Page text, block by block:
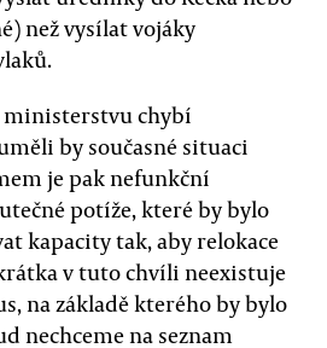
než vysílat vojáky
ministerstvu chybí
by současné situaci
je pak nefunkční
potíže, které by bylo
kapacity tak, aby relokace
v tuto chvíli neexistuje
na základě kterého by bylo
nechceme na seznam